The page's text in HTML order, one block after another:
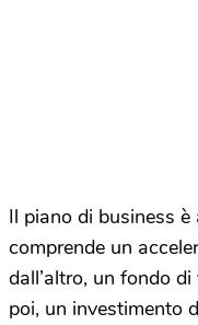
Il piano di business
comprende un
dall’altro, un fondo
poi, un investimento